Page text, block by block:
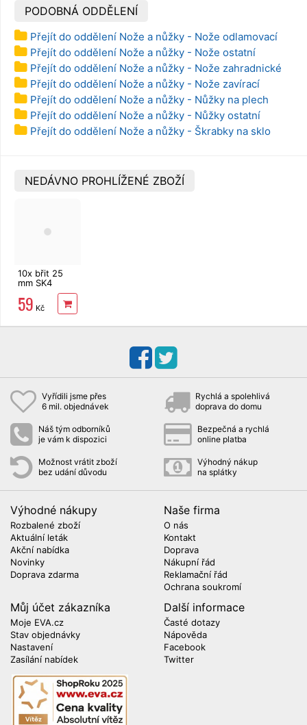
PODOBNÁ ODDĚLENÍ
Přejít do oddělení Nože a nůžky - Nože odlamovací
Přejít do oddělení Nože a nůžky - Nože ostatní
Přejít do oddělení Nože a nůžky - Nože zahradnické
Přejít do oddělení Nože a nůžky - Nože zavírací
Přejít do oddělení Nože a nůžky - Nůžky na plech
Přejít do oddělení Nože a nůžky - Nůžky ostatní
Přejít do oddělení Nože a nůžky - Škrabky na sklo
NEDÁVNO PROHLÍŽENÉ ZBOŽÍ
10x břit 25
mm SK4
odlamovacího
nože
59 Kč
Vyřídili jsme přes
6 mil. objednávek
Rychlá a spolehlivá
doprava do domu
Náš tým odborníků
je vám k dispozici
Bezpečná a rychlá
online platba
Možnost vrátit zboží
bez udání důvodu
Výhodný nákup
na splátky
Výhodné nákupy
Rozbalené zboží
Aktuální leták
Akční nabídka
Novinky
Doprava zdarma
Naše firma
O nás
Kontakt
Doprava
Nákupní řád
Reklamační řád
Ochrana soukromí
Můj účet zákazníka
Moje EVA.cz
Stav objednávky
Nastavení
Zasílání nabídek
Další informace
Časté dotazy
Nápověda
Facebook
Twitter